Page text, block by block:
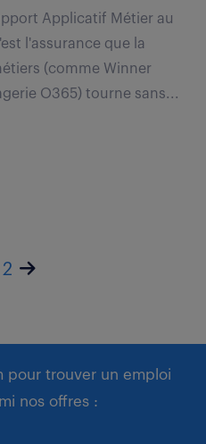
Applicatif Métier au
l'assurance que la
(comme Winner
O365) tourne sans...
2
pour trouver un emploi
nos offres :